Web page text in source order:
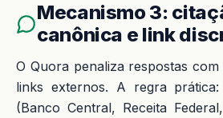
Mecanismo 3:
canônica e link
O Quora penaliza respostas
links externos. A regra
(Banco Central, Receita